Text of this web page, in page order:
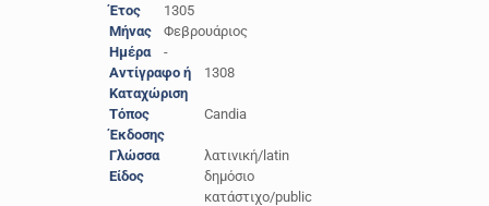
Έτος
1305
Μήνας
Φεβρουάριος
Ημέρα
-
Αντίγραφο ή
Καταχώριση
1308
Τόπος
Έκδοσης
Candia
Γλώσσα
λατινική/latin
Είδος
δημόσιο
κατάστιχο/public